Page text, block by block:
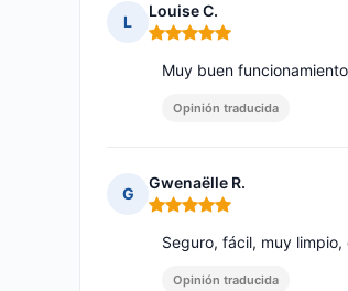
L
Louise C.
Nota: 5 de 5
Muy buen
Opinión traducida
G
Gwenaëlle R.
Nota: 5 de 5
Seguro, fácil, muy
Opinión traducida